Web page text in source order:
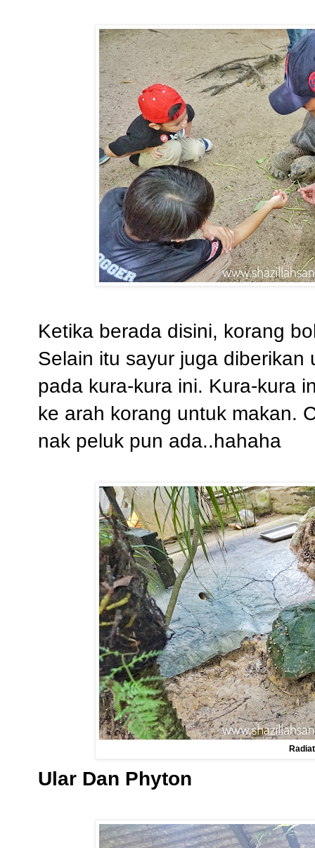
Ketika berada disini, korang
Selain itu sayur juga diberikan
pada kura-kura ini. Kura-kura
ke arah korang untuk makan.
nak peluk pun ada..hahaha
Ular Dan Phyton